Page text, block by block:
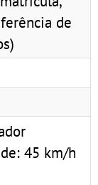
de
45 km/h